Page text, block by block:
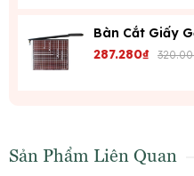
Bàn Cắt Giấy
287.280₫
Sản Phẩm Liên Quan